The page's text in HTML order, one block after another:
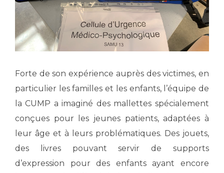
Qualité
Nos indicateurs qualité et de sécurité des soins
Protection des données
Sécurité
Les recherches en santé à l’AP-HM
Forte de son expérience auprès des victimes, en
particulier les familles et les enfants, l’équipe de
la CUMP a imaginé des mallettes spécialement
conçues pour les jeunes patients, adaptées à
leur âge et à leurs problématiques. Des jouets,
des livres pouvant servir de supports
d’expression pour des enfants ayant encore